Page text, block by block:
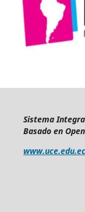
Sistema
Basado en
www.uce.edu.ec